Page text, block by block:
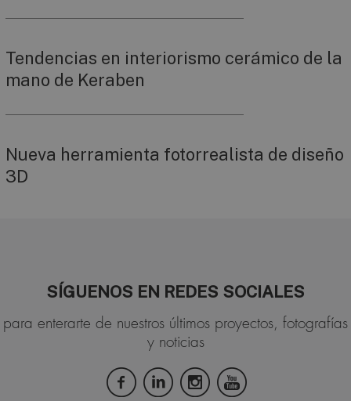
Tendencias en interiorismo cerámico de la
mano de Keraben
Nueva herramienta fotorrealista de diseño
3D
SÍGUENOS EN REDES SOCIALES
para enterarte de nuestros últimos proyectos, fotografías
y noticias